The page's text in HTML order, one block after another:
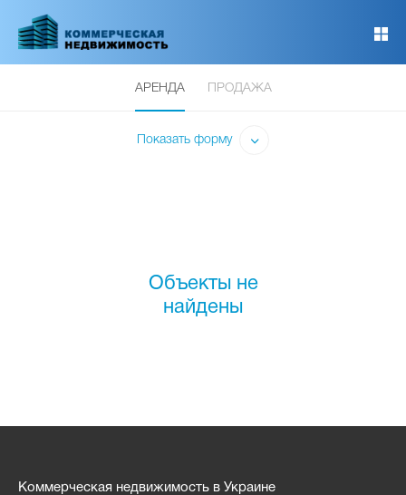
основному
АРЕНДА ПРОДАЖА
Показать форму
Объекты не
найдены
Коммерческая недвижимость в Украине